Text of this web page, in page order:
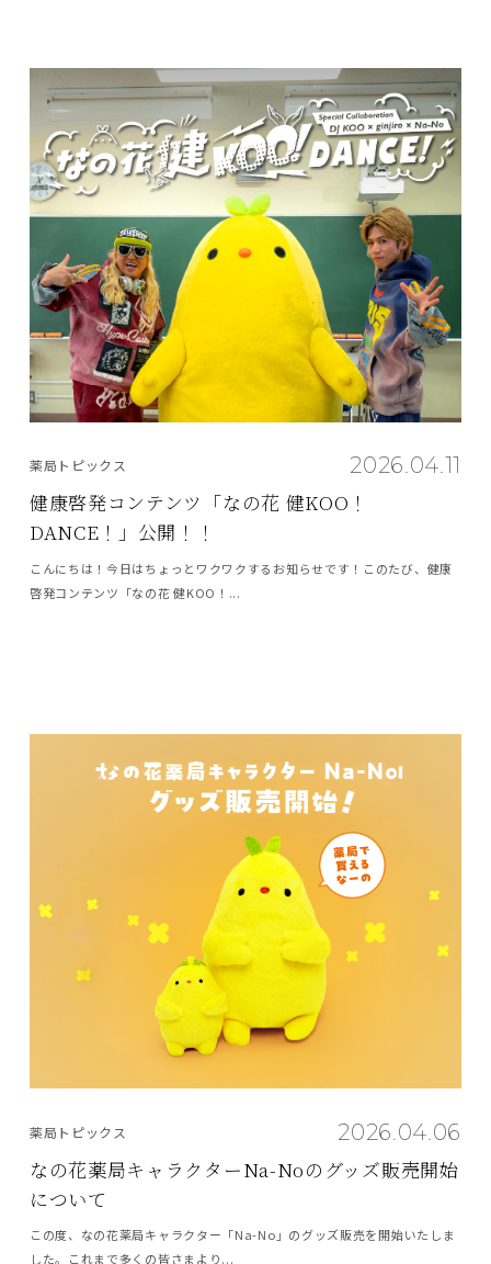
2026.04.11
薬局トピックス
健康啓発コンテンツ「なの花 健KOO！
DANCE！」公開！！
こんにちは！今日はちょっとワクワクするお知らせです！このたび、健康
啓発コンテンツ「なの花 健KOO！...
2026.04.06
薬局トピックス
なの花薬局キャラクターNa-Noのグッズ販売開始
について
この度、なの花薬局キャラクター「Na-No」のグッズ販売を開始いたしま
した。これまで多くの皆さまより...